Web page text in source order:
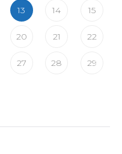
13 14 15
20 21 22
27 28 29